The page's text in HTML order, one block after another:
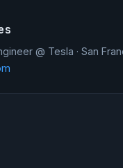
@ Tesla · San